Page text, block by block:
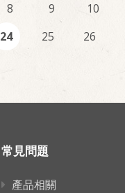
8 9 10
24 25 26
常見問題
產品相關